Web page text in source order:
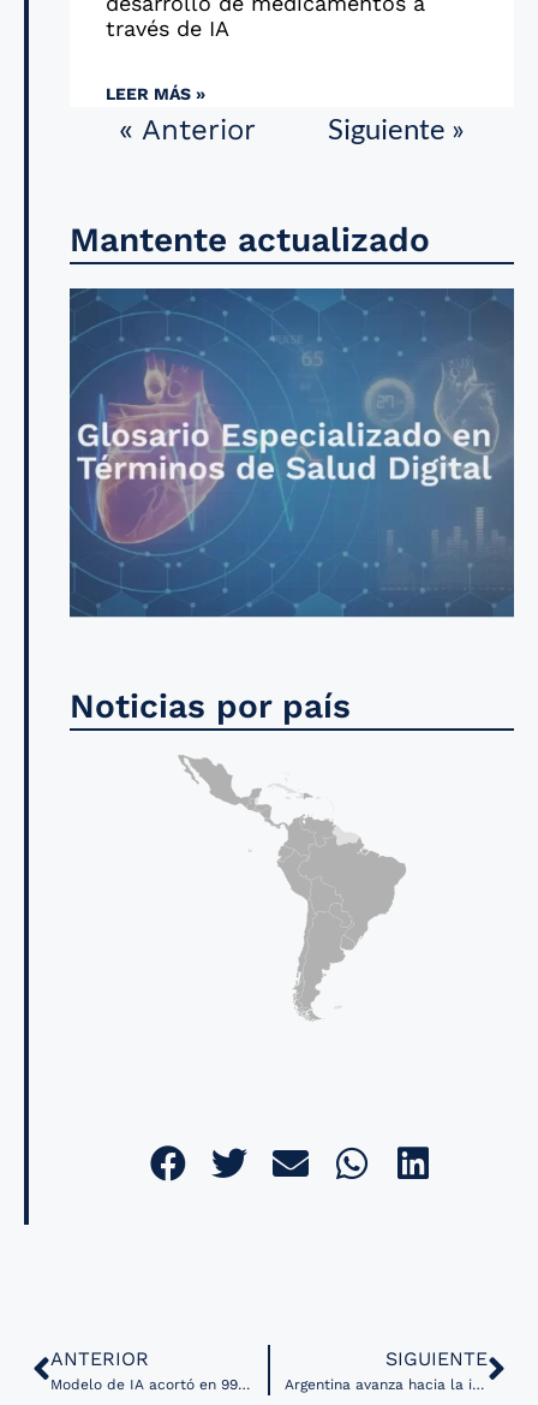
través de IA
LEER MÁS »
« Anterior Siguiente »
Mantente actualizado
Noticias por país
ANTERIOR
Modelo de IA acortó en 99% el tiempo de espera para resultados de mamografía en mujeres de alto riesgo
SIGUIENTE
Argentina avanza hacia la interoperabilidad en Salud Digital con respaldo de la OPS y el BID